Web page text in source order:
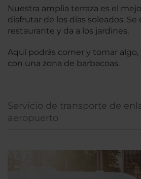
Nuestra amplia terraza es el
disfrutar de los días soleados.
restaurante y da a los jardines.
Aquí podrás comer y tomar
con una zona de barbacoas.
Servicio de transporte de
aeropuerto